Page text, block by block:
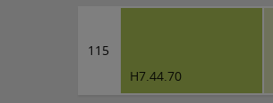
115
H7.44.70